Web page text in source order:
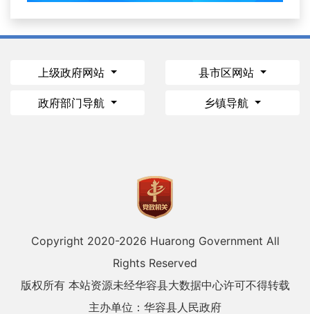
上级政府网站 县市区网站
政府部门导航 乡镇导航
Copyright 2020-2026 Huarong Government All
Rights Reserved
版权所有 本站资源未经华容县大数据中心许可不得转载
主办单位：华容县人民政府